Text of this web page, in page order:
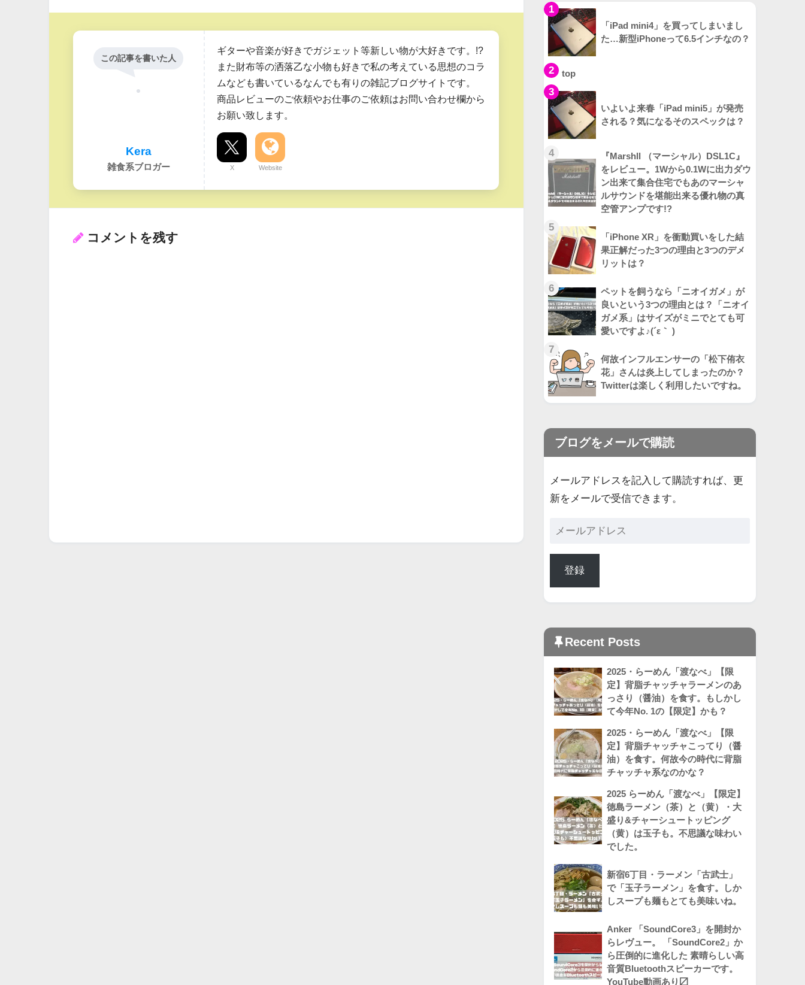
この記事を書いた人
Kera
雑食系ブロガー
ギターや音楽が好きでガジェット等新しい物が大好きです。!?
また財布等の洒落乙な小物も好きで私の考えている思想のコラ
ムなども書いているなんでも有りの雑記ブログサイトです。
商品レビューのご依頼やお仕事のご依頼はお問い合わせ欄から
お願い致します。
X Website
コメントを残す
1
「iPad mini4」を買ってしまいまし
た…新型iPhoneって6.5インチなの？
2 top
3
いよいよ来春「iPad mini5」が発売
される？気になるそのスペックは？
4
『Marshll （マーシャル）DSL1C』
をレビュー。1Wから0.1Wに出力ダウ
ン出来て集合住宅でもあのマーシャ
ルサウンドを堪能出来る優れ物の真
空管アンプです!?
5
「iPhone XR」を衝動買いをした結
果正解だった3つの理由と3つのデメ
リットは？
6
ペットを飼うなら「ニオイガメ」が
良いという3つの理由とは？「ニオイ
ガメ系」はサイズがミニでとても可
愛いですよ♪(´ε｀ )
7
何故インフルエンサーの「松下侑衣
花」さんは炎上してしまったのか？
Twitterは楽しく利用したいですね。
ブログをメールで購読
メールアドレスを記入して購読すれば、更
新をメールで受信できます。
登録
Recent Posts
2025・らーめん「渡なべ」【限
定】背脂チャッチャラーメンのあ
っさり（醤油）を食す。もしかし
て今年No. 1の【限定】かも？
2025・らーめん「渡なべ」【限
定】背脂チャッチャこってり（醤
油）を食す。何故今の時代に背脂
チャッチャ系なのかな？
2025 らーめん「渡なべ」【限定】
徳島ラーメン（茶）と（黄）・大
盛り&チャーシュートッピング
（黄）は玉子も。不思議な味わい
でした。
新宿6丁目・ラーメン「古武士」
で「玉子ラーメン」を食す。しか
しスープも麺もとても美味いね。
Anker 「SoundCore3」を開封か
らレヴュー。 「SoundCore2」か
ら圧倒的に進化した 素晴らしい高
音質Bluetoothスピーカーです。
YouTube動画あり〼